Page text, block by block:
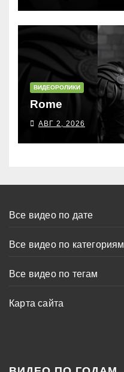
ВИДЕОРОЛИКИ
Rome
АВГ 2, 2026
Все видео по дате
Все видео по категориям
Все видео по тегам
Карта сайта